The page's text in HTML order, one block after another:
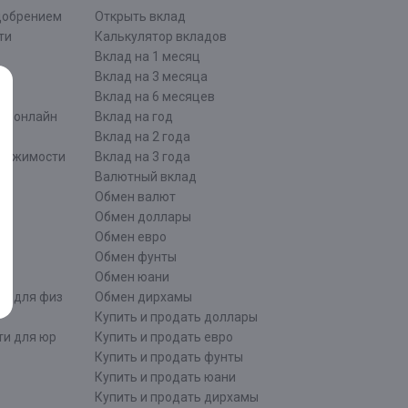
онлайн
для физ
для юр
Открыть вклад
Калькулятор вкладов
Вклад на 1 месяц
Вклад на 3 месяца
Вклад на 6 месяцев
Вклад на год
Вклад на 2 года
Вклад на 3 года
Валютный вклад
Обмен валют
Обмен доллары
Обмен евро
Обмен фунты
Обмен юани
Обмен дирхамы
Купить и продать доллары
Купить и продать евро
Купить и продать фунты
Купить и продать юани
Купить и продать дирхамы